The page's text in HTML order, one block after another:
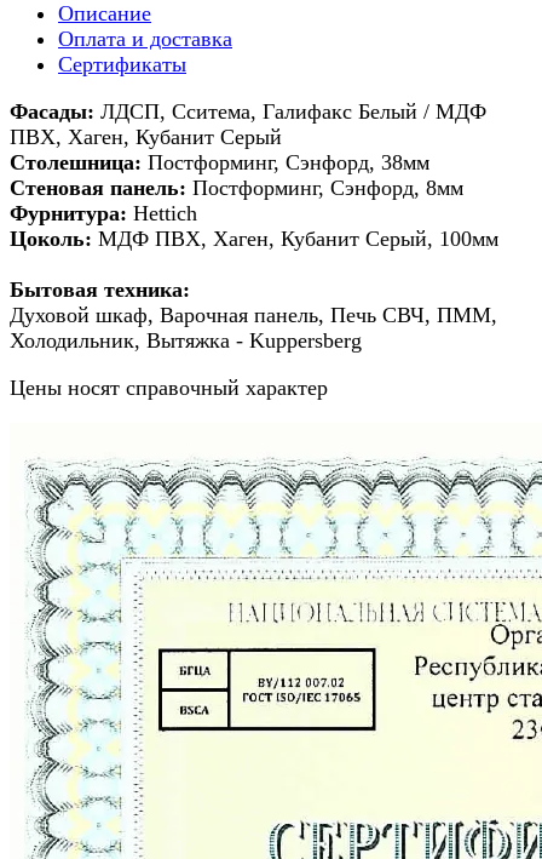
Описание
Оплата и доставка
Сертификаты
Фасады: ЛДСП, Сситема, Галифакс Белый / МДФ
ПВХ, Хаген, Кубанит Серый
Столешница: Постформинг, Сэнфорд, 38мм
Стеновая панель: Постформинг, Сэнфорд, 8мм
Фурнитура: Hettich
Цоколь: МДФ ПВХ, Хаген, Кубанит Серый, 100мм
Бытовая техника:
Духовой шкаф, Варочная панель, Печь СВЧ, ПММ,
Холодильник, Вытяжка - Kuppersberg
Цены носят справочный характер